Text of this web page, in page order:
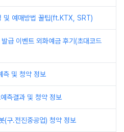
및 예매방법 꿀팁(ft.KTX, SRT)
급 이벤트 외화예금 후기(초대코드
측 및 청약 정보
측결과 및 청약 정보
(구.전진중공업) 청약 정보